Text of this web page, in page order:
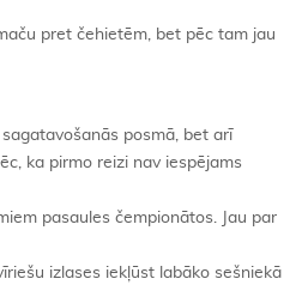
pret čehietēm, bet pēc tam jau
posmā, bet arī
ka pirmo reizi nav iespējams
pasaules čempionātos. Jau par
izlases iekļūst labāko sešniekā